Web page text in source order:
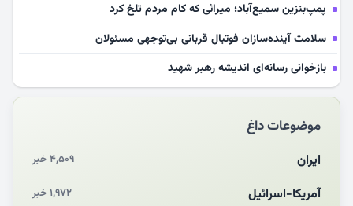
پمپ‌بنزین سمیع‌آباد؛ میراثی که کام مردم تلخ کرد
سلامت آینده‌سازان فوتبال قربانی بی‌توجهی مسئولان
بازخوانی رسانه‌ای اندیشه رهبر شهید
مشهدالرضا آقای شهید ایران را در آغوش کشید
مکن ای صبح طلوع
چرایی «استقبال از آقای ایران»
انقلاب مردمی و مردم انقلابی
موضوعات داغ
ایران ۴,۵۰۹ خبر
آمریکا-اسرائیل ۱,۹۷۲ خبر